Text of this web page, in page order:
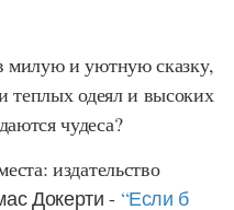
милую и уютную сказку,
теплых одеял и высоких
чудеса?
издательство
Докерти - “Если б